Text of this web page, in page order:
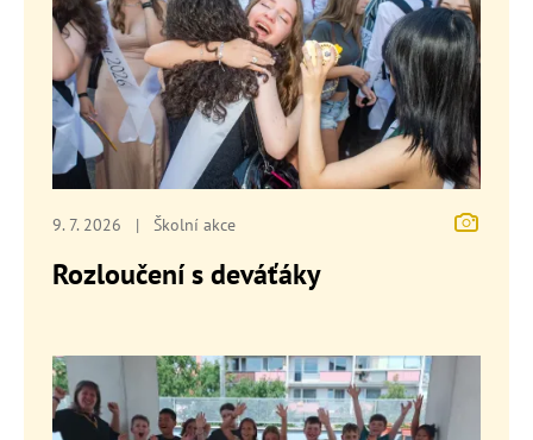
9. 7. 2026 | Školní akce
Rozloučení s deváťáky